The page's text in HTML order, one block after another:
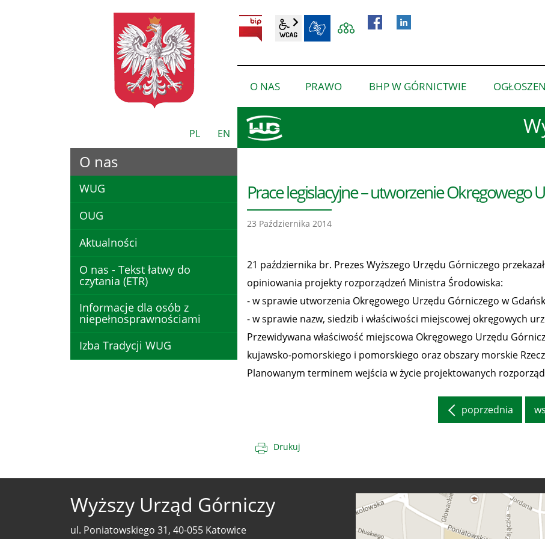
PL EN
BIP wcag2.1
O NAS
pokaż
podmenu
PRAWO
pokaż
podmenu
BHP W GÓRNICTWIE
pokaż
podmenu
Prace legislacyjne – utworzenie Okręgowego
23 Października 2014
21 października br. Prezes Wyższego Urzędu Górniczego
opiniowania projekty rozporządzeń Ministra Środowiska:
- w sprawie utworzenia Okręgowego Urzędu Górniczego w
- w sprawie nazw, siedzib i właściwości miejscowej okręgowych
Przewidywana właściwość miejscowa Okręgowego Urzędu
kujawsko-pomorskiego i pomorskiego oraz obszary morskie
Planowanym terminem wejścia w życie projektowanych
poprzednia
Drukuj
O nas
WUG
OUG
Aktualności
O nas - Tekst łatwy do
czytania (ETR)
Informacje dla osób z
niepełnosprawnościami
Izba Tradycji WUG
Wyższy Urząd Górniczy
ul. Poniatowskiego 31, 40-055 Katowice